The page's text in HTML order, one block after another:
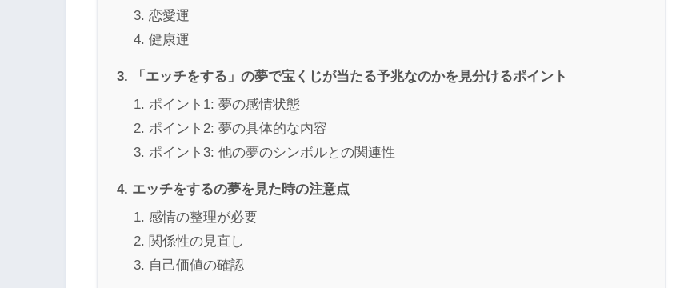
恋愛運
健康運
「エッチをする」の夢で宝くじが当たる予兆なのかを見分けるポイント
ポイント1: 夢の感情状態
ポイント2: 夢の具体的な内容
ポイント3: 他の夢のシンボルとの関連性
エッチをするの夢を見た時の注意点
感情の整理が必要
関係性の見直し
自己価値の確認